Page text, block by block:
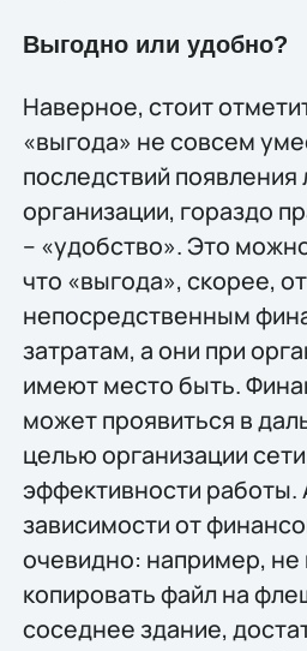
Выгодно или удобно?
Наверное, стоит
«выгода» не совсем
последствий появления
организации, гораздо
– «удобство». Это
что «выгода», скорее,
непосредственным
затратам, а они при
имеют место быть.
может проявиться в
целью организации
эффективности работы.
зависимости от
очевидно: например,
копировать файл на
соседнее здание,